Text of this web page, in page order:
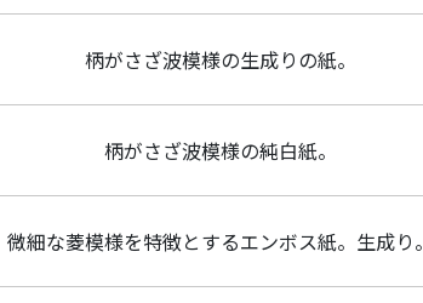
柄がさざ波模様の生成りの紙。
柄がさざ波模様の純白紙。
微細な菱模様を特徴とするエンボス紙。生成り。